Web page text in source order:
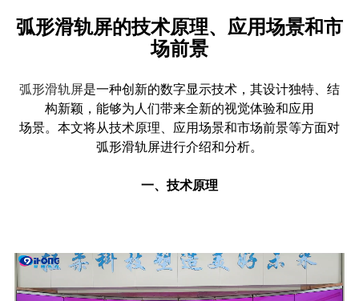
弧形滑轨屏的技术原理、应用场景和市
场前景
弧形滑轨屏是一种创新的数字显示技术，其设计独特、结
构新颖，能够为人们带来全新的视觉体验和应用
场景。本文将从技术原理、应用场景和市场前景等方面对
弧形滑轨屏进行介绍和分析。
一、技术原理